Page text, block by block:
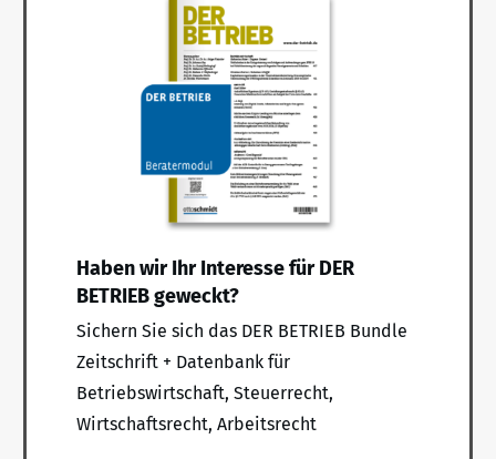
Haben wir Ihr Interesse für DER
BETRIEB geweckt?
Sichern Sie sich das DER BETRIEB Bundle
Zeitschrift + Datenbank für
Betriebswirtschaft, Steuerrecht,
Wirtschaftsrecht, Arbeitsrecht